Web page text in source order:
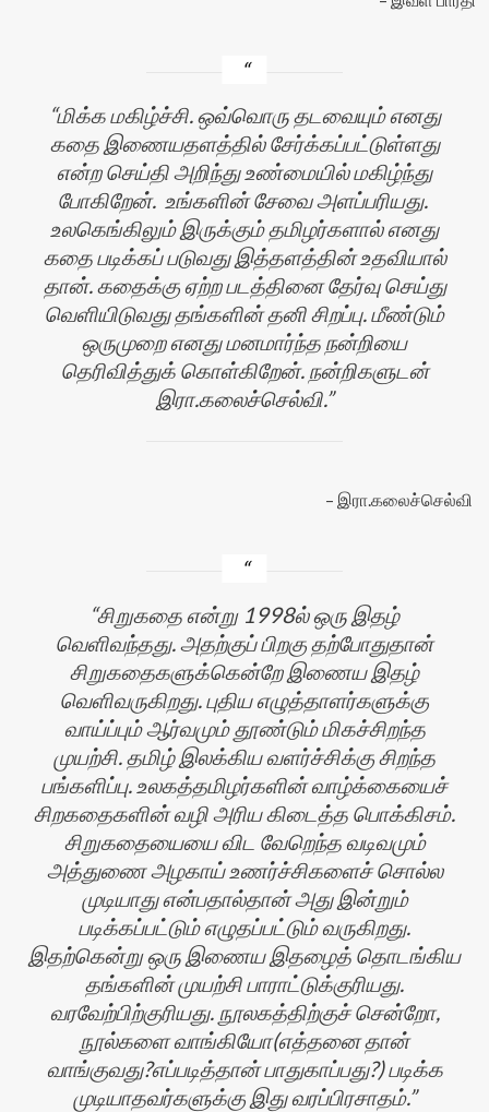
மிக்க மகிழ்ச்சி. ஒவ்வொரு தடவையும் எனது
கதை இணையதளத்தில் சேர்க்கப்பட்டுள்ளது
என்ற செய்தி அறிந்து உண்மையில் மகிழ்ந்து
போகிறேன். உங்களின் சேவை அளப்பரியது.
உலகெங்கிலும் இருக்கும் தமிழர்களால் எனது
கதை படிக்கப் படுவது இத்தளத்தின் உதவியால்
தான். கதைக்கு ஏற்ற படத்தினை தேர்வு செய்து
வெளியிடுவது தங்களின் தனி சிறப்பு. மீண்டும்
ஒருமுறை எனது மனமார்ந்த நன்றியை
தெரிவித்துக் கொள்கிறேன். நன்றிகளுடன்
இரா.கலைச்செல்வி.
இரா.கலைச்செல்வி
சிறுகதை என்று 1998ல் ஒரு இதழ்
வெளிவந்தது. அதற்குப் பிறகு தற்போதுதான்
சிறுகதைகளுக்கென்றே இணைய இதழ்
வெளிவருகிறது. புதிய எழுத்தாளர்களுக்கு
வாய்ப்பும் ஆர்வமும் தூண்டும் மிகச்சிறந்த
முயற்சி. தமிழ் இலக்கிய வளர்ச்சிக்கு சிறந்த
பங்களிப்பு. உலகத்தமிழர்களின் வாழ்க்கையைச்
சிறகதைகளின் வழி அரிய கிடைத்த பொக்கிசம்.
சிறுகதையையை விட வேறெந்த வடிவமும்
அத்துணை அழகாய் உணர்ச்சிகளைச் சொல்ல
முடியாது என்பதால்தான் அது இன்றும்
படிக்கப்பட்டும் எழுதப்பட்டும் வருகிறது.
இதற்கென்று ஒரு இணைய இதழைத் தொடங்கிய
தங்களின் முயற்சி பாராட்டுக்குரியது.
வரவேற்பிற்குரியது. நூலகத்திற்குச் சென்றோ,
நூல்களை வாங்கியோ(எத்தனை தான்
வாங்குவது?எப்படித்தான் பாதுகாப்பது?) படிக்க
முடியாதவர்களுக்கு இது வரப்பிரசாதம்.